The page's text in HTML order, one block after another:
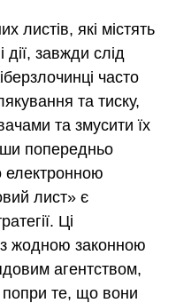
листів, які містять
дії, завжди слід
часто
та тиску,
та змусити їх
попередньо
електронною
лист» є
Ці
з жодною законною
агентством,
попри те, що вони